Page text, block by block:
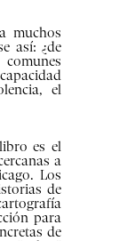
muchos
así: ¿de
el
es el
a
Los
de
para
de